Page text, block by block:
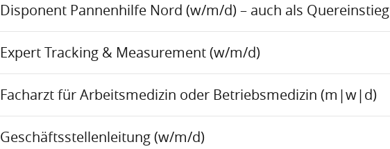
Disponent Pannenhilfe Nord (w/m/d) – auch als Quereinstieg
Expert Tracking & Measurement (w/m/d)
Facharzt für Arbeitsmedizin oder Betriebsmedizin (m|w|d)
Geschäftsstellenleitung (w/m/d)